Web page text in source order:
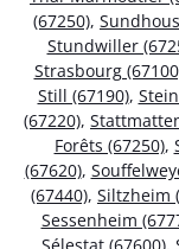
(67250),
Stundwiller
Strasbourg
Still (67190),
(67220),
Forêts (67250),
(67620),
(67440), Siltzheim
Sessenheim